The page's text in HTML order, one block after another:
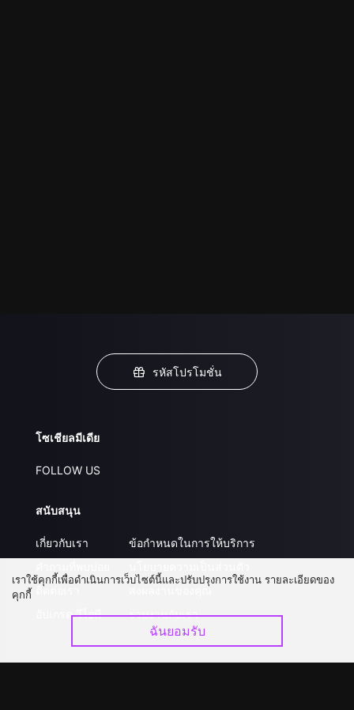
รหัสโปรโมชั่น
โซเชียลมีเดีย
FOLLOW US
สนับสนุน
เกี่ยวกับเรา
ติดต่อเรา
อัปเกรด วีไอพี
ข้อกำหนดในการให้บริการ
ส่งผลงานของคุณ
ร่วมงานกับเรา
เราใช้คุกกี้เพื่อดำเนินการเว็บไซต์นี้และปรับปรุงการใช้งาน รายละเอียดของ
คุกกี้
ฉันยอมรับ